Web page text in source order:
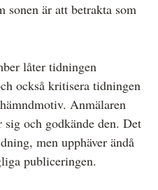
sonen är att betrakta som
låter tidningen
också kritisera tidningen
Anmälaren
och godkände den. Det
men upphäver ändå
publiceringen.